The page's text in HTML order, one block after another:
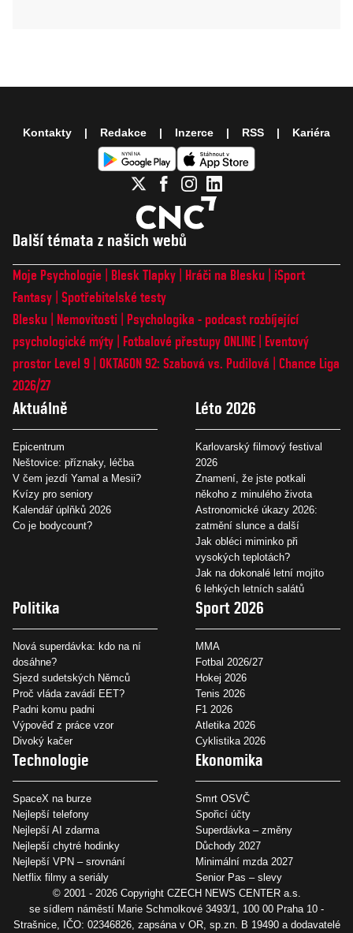
Další témata z našich webů
Moje Psychologie Blesk Tlapky Hráči na Blesku
iSport
Fantasy Spotřebitelské testy
Blesku
Nemovitosti
Psychologika - podcast rozbíjející
psychologické mýty
Fotbalové přestupy ONLINE
Eventový
prostor Level 9 OKTAGON 92: Szabová vs. Pudilová
Chance Liga
2026/27
Aktuálně
Epicentrum
Neštovice: příznaky, léčba
V čem jezdí Yamal a Mesii?
Kvízy pro seniory
Kalendář úplňků 2026
Co je bodycount?
Léto 2026
Karlovarský filmový festival
2026
Znamení, že jste potkali
někoho z minulého života
Astronomické úkazy 2026:
zatmění slunce a další
Jak obléci miminko při
vysokých teplotách?
Jak na dokonalé letní mojito
6 lehkých letních salátů
Politika
Nová superdávka: kdo na ní
dosáhne?
Sjezd sudetských Němců
Proč vláda zavádí EET?
Padni komu padni
Výpověď z práce vzor
Divoký kačer
Sport 2026
MMA
Fotbal 2026/27
Hokej 2026
Tenis 2026
F1 2026
Atletika 2026
Cyklistika 2026
Technologie
SpaceX na burze
Nejlepší telefony
Nejlepší AI zdarma
Nejlepší chytré hodinky
Nejlepší VPN – srovnání
Netflix filmy a seriály
Ekonomika
Smrt OSVČ
Spořicí účty
Superdávka – změny
Důchody 2027
Minimální mzda 2027
Senior Pas – slevy
Kontakty Redakce Inzerce RSS Kariéra
© 2001 - 2026 Copyright CZECH NEWS CENTER a.s.
se sídlem náměstí Marie Schmolkové 3493/1, 100 00 Praha 10 -
Strašnice, IČO: 02346826, zapsána v OR, sp.zn. B 19490 a dodavatelé